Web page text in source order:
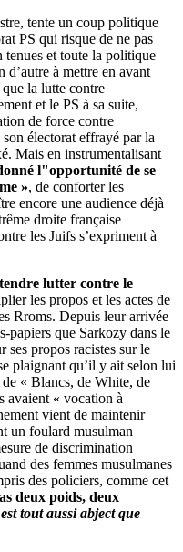
tente un coup politique
PS qui risque de ne pas
tenues et toute la politique
d’autre à mettre en avant
que la lutte contre
et le PS à sa suite,
de force contre
électorat effrayé par la
Mais en instrumentalisant
l"opportunité de se
», de conforter les
encore une audience déjà
droite française
les Juifs s’expriment à
lutter contre le
les propos et les actes de
Rroms. Depuis leur arrivée
papiers que Sarkozy dans le
ses propos racistes sur le
plaignant qu’il y ait selon lui
« Blancs, de White, de
avaient « vocation à
vient de maintenir
un foulard musulman
de discrimination
des femmes musulmanes
des policiers, comme cet
deux poids, deux
tout aussi abject que